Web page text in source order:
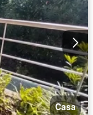
Casa